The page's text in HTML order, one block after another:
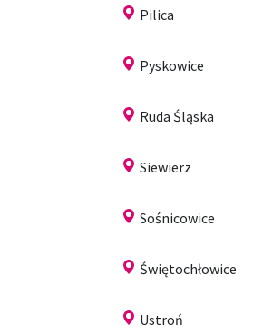
Pilica
Pyskowice
Ruda Śląska
Siewierz
Sośnicowice
Świętochłowice
Ustroń